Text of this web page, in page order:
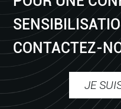
CONTACTEZ-
JE